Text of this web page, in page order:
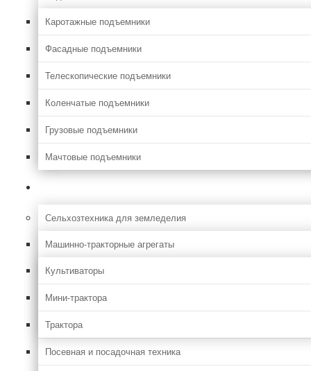
Каротажные подъемники
Фасадные подъемники
Телескопические подъемники
Коленчатые подъемники
Грузовые подъемники
Мачтовые подъемники
Сельхозтехника для земледелия
Машинно-тракторные агрегаты
Культиваторы
Мини-трактора
Трактора
Посевная и посадочная техника